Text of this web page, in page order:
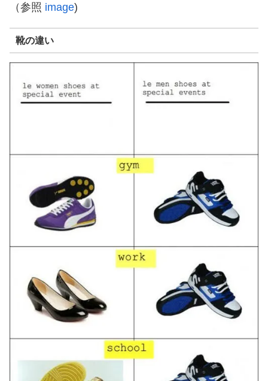
（参照 image)
靴の違い